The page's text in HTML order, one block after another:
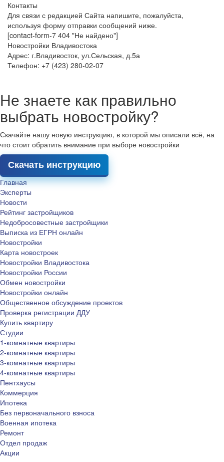
Контакты
Для связи с редакцией Сайта напишите, пожалуйста,
используя форму отправки сообщений ниже.
[contact-form-7 404 "Не найдено"]
Новостройки Владивостока
Адрес: г.Владивосток, ул.Сельская, д.5а
Телефон: +7 (423) 280-02-07
Не знаете как правильно
выбрать новостройку?
Скачайте нашу новую инструкцию, в которой мы описали всё, на
что стоит обратить внимание при выборе новостройки
Скачать инструкцию
Главная
Эксперты
Новости
Рейтинг застройщиков
Недобросовестные застройщики
Выписка из ЕГРН онлайн
Новостройки
Карта новостроек
Новостройки Владивостока
Новостройки России
Обмен новостройки
Новостройки онлайн
Общественное обсуждение проектов
Проверка регистрации ДДУ
Купить квартиру
Студии
1-комнатные квартиры
2-комнатные квартиры
3-комнатные квартиры
4-комнатные квартиры
Пентхаусы
Коммерция
Ипотека
Без первоначального взноса
Военная ипотека
Ремонт
Отдел продаж
Акции